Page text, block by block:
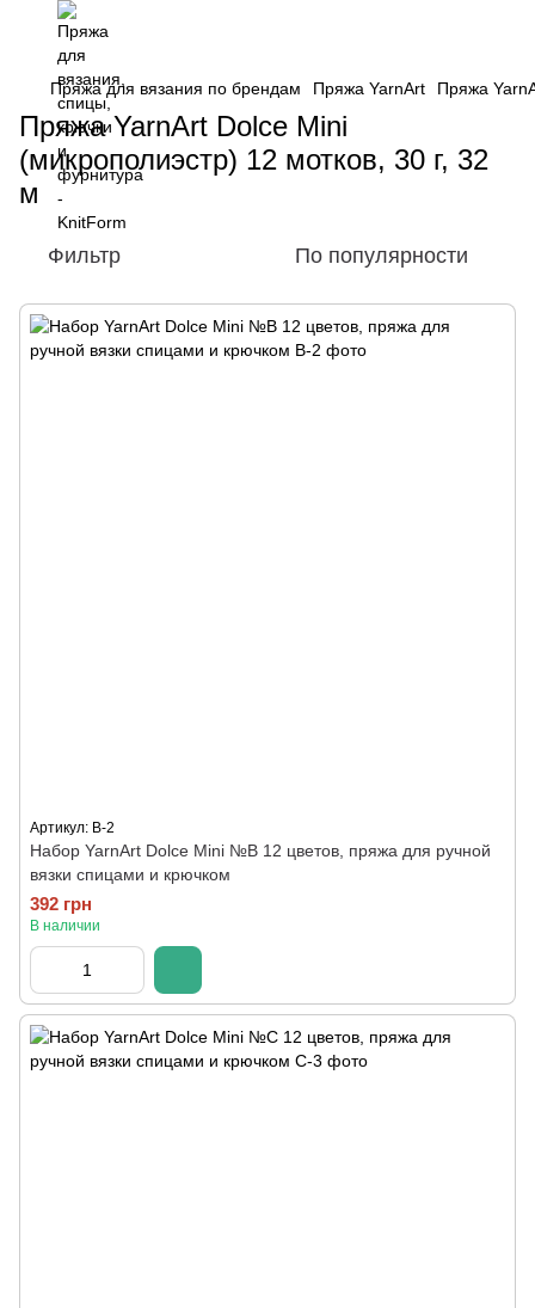
Пряжа для вязания по брендам Пряжа YarnArt Пряжа
Пряжа YarnArt Dolce Mini
(микрополиэстр) 12 мотков, 30 г, 32
м
Фильтр По популярности
Артикул: B-2
Набор YarnArt Dolce Mini №B 12 цветов, пряжа для ручной
вязки спицами и крючком
392 грн
В наличии